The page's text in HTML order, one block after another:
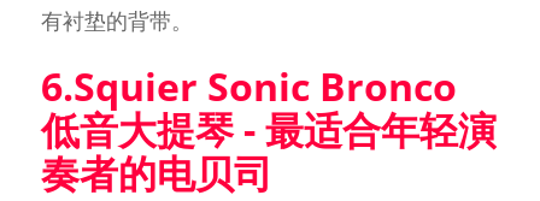
有衬垫的背带。
6.Squier Sonic Bronco
低音大提琴 - 最适合年轻演
奏者的电贝司